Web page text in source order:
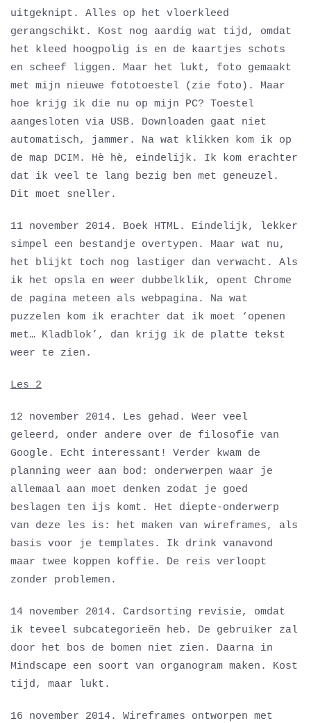
uitgeknipt. Alles op het vloerkleed
gerangschikt. Kost nog aardig wat tijd, omdat
het kleed hoogpolig is en de kaartjes schots
en scheef liggen. Maar het lukt, foto gemaakt
met mijn nieuwe fototoestel (zie foto). Maar
hoe krijg ik die nu op mijn PC? Toestel
aangesloten via USB. Downloaden gaat niet
automatisch, jammer. Na wat klikken kom ik op
de map DCIM. Hè hè, eindelijk. Ik kom erachter
dat ik veel te lang bezig ben met geneuzel.
Dit moet sneller.
11 november 2014. Boek HTML. Eindelijk, lekker
simpel een bestandje overtypen. Maar wat nu,
het blijkt toch nog lastiger dan verwacht. Als
ik het opsla en weer dubbelklik, opent Chrome
de pagina meteen als webpagina. Na wat
puzzelen kom ik erachter dat ik moet ‘openen
met… Kladblok’, dan krijg ik de platte tekst
weer te zien.
Les 2
12 november 2014. Les gehad. Weer veel
geleerd, onder andere over de filosofie van
Google. Echt interessant! Verder kwam de
planning weer aan bod: onderwerpen waar je
allemaal aan moet denken zodat je goed
beslagen ten ijs komt. Het diepte-onderwerp
van deze les is: het maken van wireframes, als
basis voor je templates. Ik drink vanavond
maar twee koppen koffie. De reis verloopt
zonder problemen.
14 november 2014. Cardsorting revisie, omdat
ik teveel subcategorieën heb. De gebruiker zal
door het bos de bomen niet zien. Daarna in
Mindscape een soort van organogram maken. Kost
tijd, maar lukt.
16 november 2014. Wireframes ontworpen met